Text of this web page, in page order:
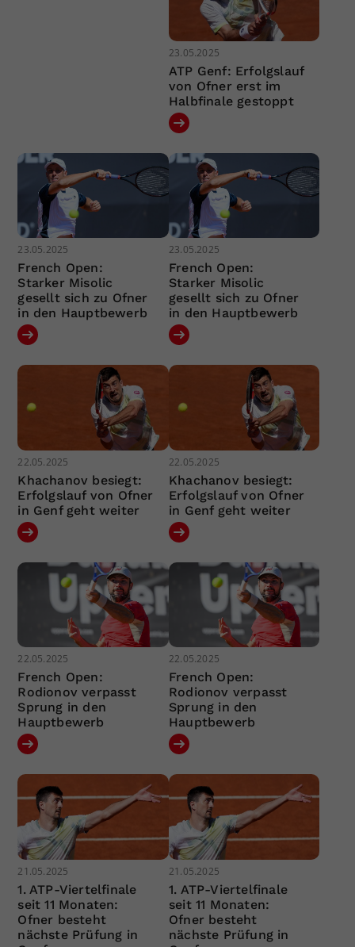
23.05.2025
ATP Genf: Erfolgslauf
von Ofner erst im
Halbfinale gestoppt
23.05.2025
French Open:
Starker Misolic
gesellt sich zu Ofner
in den Hauptbewerb
23.05.2025
French Open:
Starker Misolic
gesellt sich zu Ofner
in den Hauptbewerb
22.05.2025
Khachanov besiegt:
Erfolgslauf von Ofner
in Genf geht weiter
22.05.2025
Khachanov besiegt:
Erfolgslauf von Ofner
in Genf geht weiter
22.05.2025
French Open:
Rodionov verpasst
Sprung in den
Hauptbewerb
22.05.2025
French Open:
Rodionov verpasst
Sprung in den
Hauptbewerb
21.05.2025
1. ATP-Viertelfinale
seit 11 Monaten:
Ofner besteht
nächste Prüfung in
21.05.2025
1. ATP-Viertelfinale
seit 11 Monaten:
Ofner besteht
nächste Prüfung in